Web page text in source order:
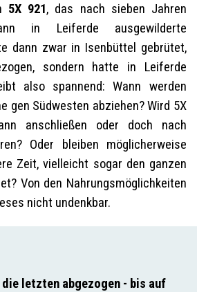
5X 921, das nach sieben Jahren
in Leiferde ausgewilderte
dann zwar in Isenbüttel gebrütet,
sondern hatte in Leiferde
also spannend: Wann werden
gen Südwesten abziehen? Wird 5X
anschließen oder doch nach
Oder bleiben möglicherweise
Zeit, vielleicht sogar den ganzen
Von den Nahrungsmöglichkeiten
nicht undenkbar.
letzten abgezogen - bis auf